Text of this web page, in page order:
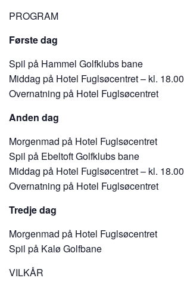
PROGRAM
Første dag
Spil på Hammel Golfklubs bane
Middag på Hotel Fuglsøcentret – kl. 18.00
Overnatning på Hotel Fuglsøcentret
Anden dag
Morgenmad på Hotel Fuglsøcentret
Spil på Ebeltoft Golfklubs bane
Middag på Hotel Fuglsøcentret – kl. 18.00
Overnatning på Hotel Fuglsøcentret
Tredje dag
Morgenmad på Hotel Fuglsøcentret
Spil på Kalø Golfbane
VILKÅR